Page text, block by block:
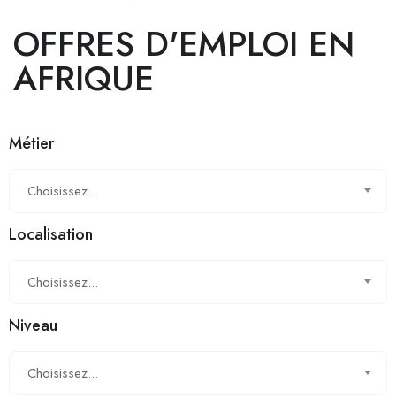
OFFRES D'EMPLOI EN
AFRIQUE
Métier
Choisissez...
Localisation
Choisissez...
Niveau
Choisissez...